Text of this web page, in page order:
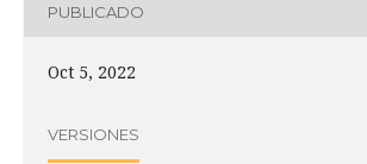
PUBLICADO
Oct 5, 2022
VERSIONES